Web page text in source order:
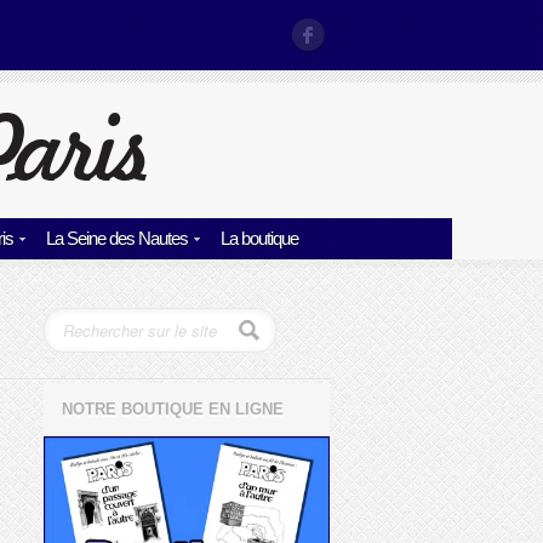
La Seine des Nautes La boutique
NOTRE BOUTIQUE EN LIGNE